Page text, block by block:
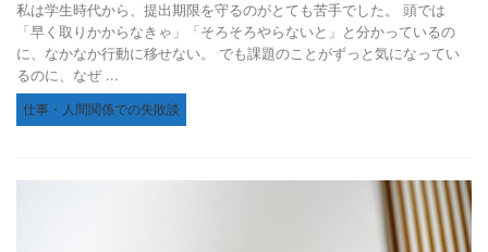
私は学生時代から、提出期限を守るのがとても苦手でした。 頭では
「早く取りかからなきゃ」「そろそろやらないと」と分かっているの
に、なかなか行動に移せない。 でも課題のことがずっと気になってい
るのに、なぜ ...
仕事・人間関係での失敗談